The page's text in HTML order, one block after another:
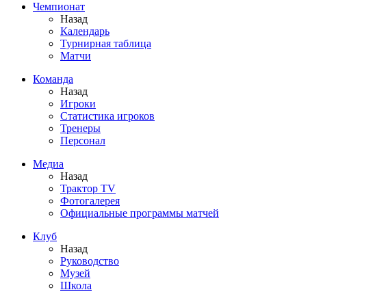
Чемпионат
Назад
Календарь
Турнирная таблица
Матчи
Команда
Назад
Игроки
Статистика игроков
Тренеры
Персонал
Медиа
Назад
Трактор TV
Фотогалерея
Официальные программы матчей
Клуб
Назад
Руководство
Музей
Школа